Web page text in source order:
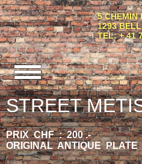
5 CHEMIN
1293
TEL: + 41
STREET
PRIX CHF : 200 .-
ORIGINAL ANTIQUE